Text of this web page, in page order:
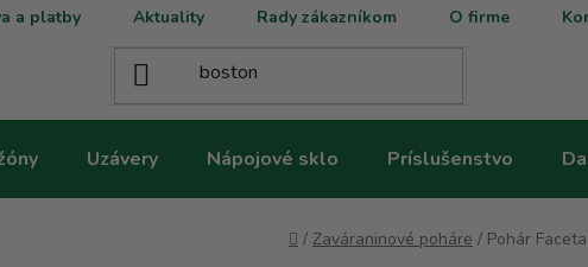
a platby Aktuality Rady zákazníkom O firme
Uzávery Nápojové sklo Príslušenstvo
Domov
/ Zaváraninové poháre / Pohár